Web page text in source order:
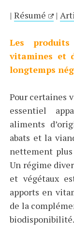
| Résumé |
Les
vitamines et
longtemps
Pour certaines
essentiel
aliments
abats et la
nettement
Un régime
et végétaux
apports en
de la
biodisponibilité.